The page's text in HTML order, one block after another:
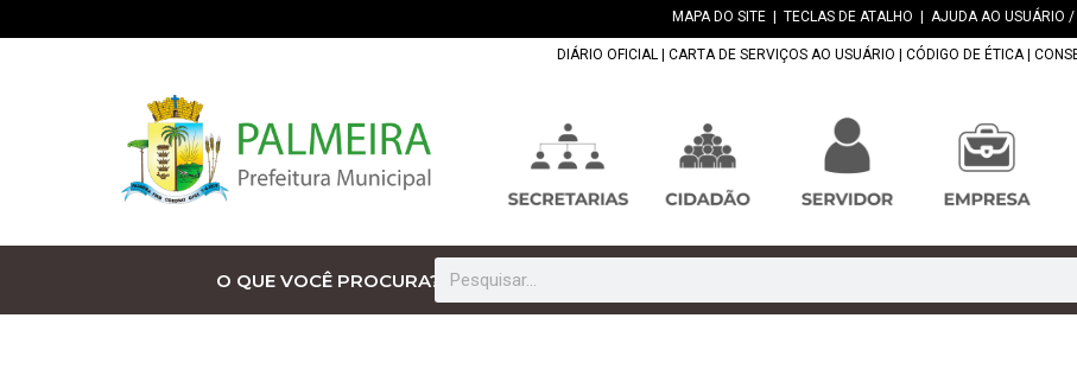
MAPA DO SITE TECLAS DE ATALHO AJUDA AO USUÁRIO /
DIÁRIO OFICIAL CARTA DE SERVIÇOS AO USUÁRIO CÓDIGO DE ÉTICA|
O QUE VOCÊ PROCURA?